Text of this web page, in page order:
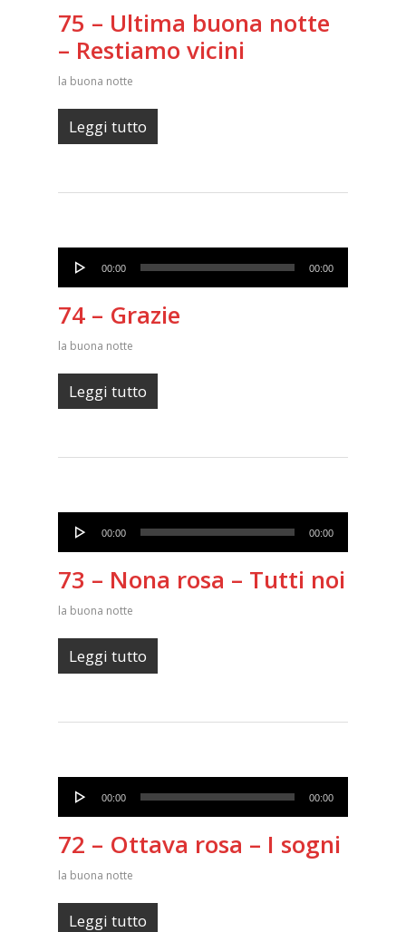
75 – Ultima buona notte
– Restiamo vicini
la buona notte
Leggi tutto
Audio
Player
00:00 00:00
74 – Grazie
la buona notte
Leggi tutto
Audio
Player
00:00 00:00
73 – Nona rosa – Tutti noi
la buona notte
Leggi tutto
Audio
Player
00:00 00:00
72 – Ottava rosa – I sogni
la buona notte
Leggi tutto